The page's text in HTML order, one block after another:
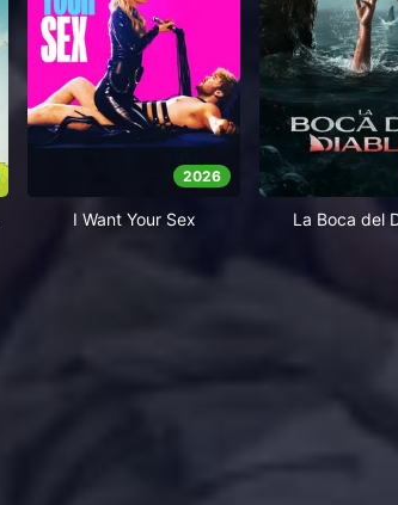
2026
I Want Your Sex La Boca del